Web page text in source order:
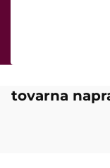
tovarna